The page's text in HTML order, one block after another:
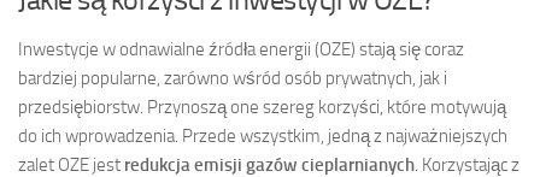
Inwestycje w odnawialne źródła energii (OZE) stają się coraz
bardziej popularne, zarówno wśród osób prywatnych, jak i
przedsiębiorstw. Przynoszą one szereg korzyści, które motywują
do ich wprowadzenia. Przede wszystkim, jedną z najważniejszych
zalet OZE jest redukcja emisji gazów cieplarnianych. Korzystając z